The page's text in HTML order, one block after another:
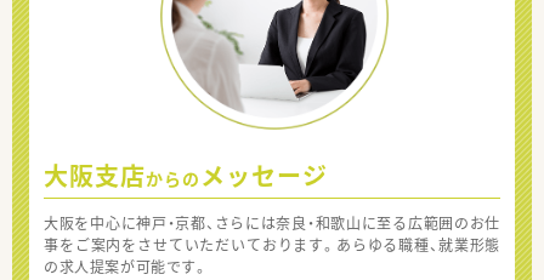
大阪支店からの メッセージ
大阪を中心に神戸・京都、さらには奈良・和歌山に至る広範囲のお仕
事をご案内をさせていただいております。あらゆる職種、就業形態
の求人提案が可能です。